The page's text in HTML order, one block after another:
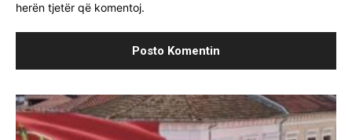
herën tjetër që komentoj.